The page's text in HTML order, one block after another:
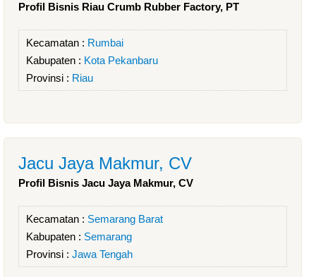
Profil Bisnis Riau Crumb Rubber Factory, PT
Kecamatan : Rumbai
Kabupaten : Kota Pekanbaru
Provinsi : Riau
Jacu Jaya Makmur, CV
Profil Bisnis Jacu Jaya Makmur, CV
Kecamatan : Semarang Barat
Kabupaten : Semarang
Provinsi : Jawa Tengah